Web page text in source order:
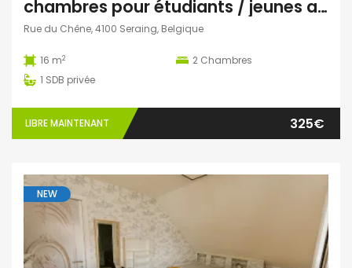
chambres pour étudiants / jeunes actifs
Rue du Chêne, 4100 Seraing, Belgique
16 m2 2 Chambres
1 SDB privée
LIBRE MAINTENANT 325€
NEW